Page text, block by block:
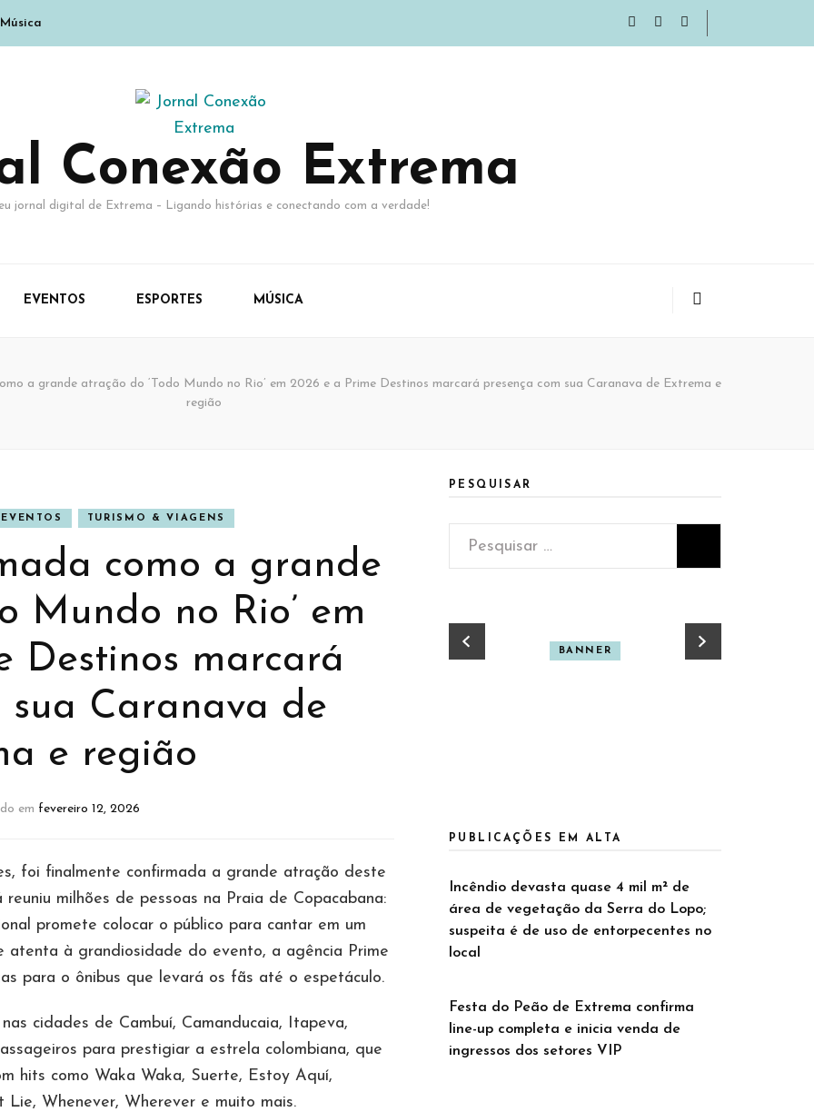
Música
Conexão Extrema
jornal digital de Extrema – Ligando histórias e conectando com a verdade!
EVENTOS ESPORTES MÚSICA
a grande atração do ‘Todo Mundo no Rio’ em 2026 e a Prime Destinos marcará presença com sua Caranava de Extrema e
região
EVENTOS TURISMO & VIAGENS
como a grande
Mundo no Rio’ em
Destinos marcará
sua Caranava de
e região
em fevereiro 12, 2026
foi finalmente confirmada a grande atração deste
milhões de pessoas na Praia de Copacabana:
promete colocar o público para cantar em um
atenta à grandiosidade do evento, a agência Prime
para o ônibus que levará os fãs até o espetáculo.
cidades de Cambuí, Camanducaia, Itapeva,
para prestigiar a estrela colombiana, que
hits como Waka Waka, Suerte, Estoy Aquí,
Lie, Whenever, Wherever e muito mais.
PESQUISAR
Pesquisar
por:
CULTURA BANNER BANNER
PUBLICAÇÕES EM ALTA
Incêndio devasta quase 4 mil m² de
área de vegetação da Serra do Lopo;
suspeita é de uso de entorpecentes no
local
Festa do Peão de Extrema confirma
line-up completa e inicia venda de
ingressos dos setores VIP